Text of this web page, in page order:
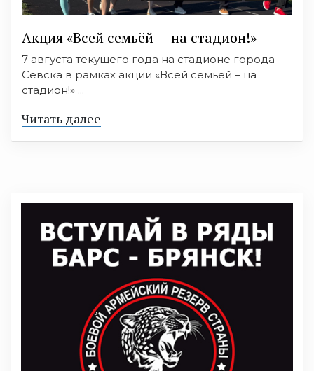
Акция «Всей семьёй — на стадион!»
7 августа текущего года на стадионе города
Севска в рамках акции «Всей семьёй – на
стадион!» ...
Читать далее